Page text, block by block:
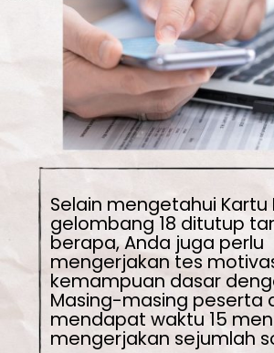
Selain mengetahui Kartu
gelombang 18 ditutup
berapa, Anda juga perlu
mengerjakan tes
kemampuan dasar
Masing-masing peserta
mendapat waktu 15
mengerjakan sejumlah